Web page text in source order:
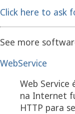
Click here to ask
See more
WebService
Web Service
na Internet
HTTP para